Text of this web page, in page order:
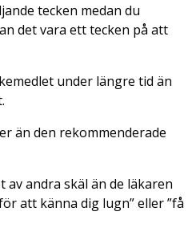
tecken medan du
det vara ett tecken på att
under längre tid än
än den rekommenderade
av andra skäl än de läkaren
att känna dig lugn” eller ”få